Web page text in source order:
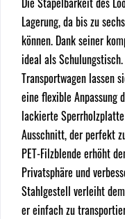
Lagerung, da bis zu
können. Dank seiner
ideal als
Transportwagen lassen
eine flexible Anpassung
lackierte
Ausschnitt, der perfekt
PET-Filzblende erhöht
Privatsphäre und
Stahlgestell verleiht
er einfach zu